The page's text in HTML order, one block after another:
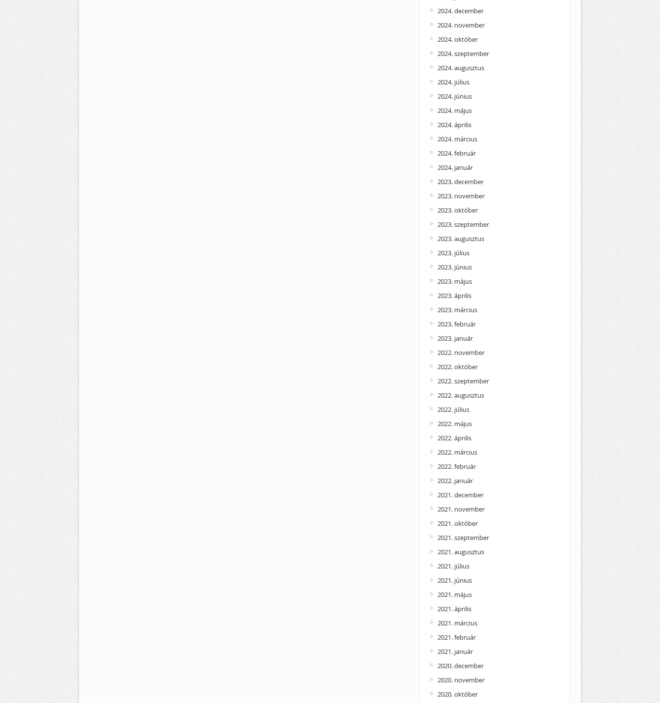
2024. december
2024. november
2024. október
2024. szeptember
2024. augusztus
2024. július
2024. június
2024. május
2024. április
2024. március
2024. február
2024. január
2023. december
2023. november
2023. október
2023. szeptember
2023. augusztus
2023. július
2023. június
2023. május
2023. április
2023. március
2023. február
2023. január
2022. november
2022. október
2022. szeptember
2022. augusztus
2022. július
2022. május
2022. április
2022. március
2022. február
2022. január
2021. december
2021. november
2021. október
2021. szeptember
2021. augusztus
2021. július
2021. június
2021. május
2021. április
2021. március
2021. február
2021. január
2020. december
2020. november
2020. október